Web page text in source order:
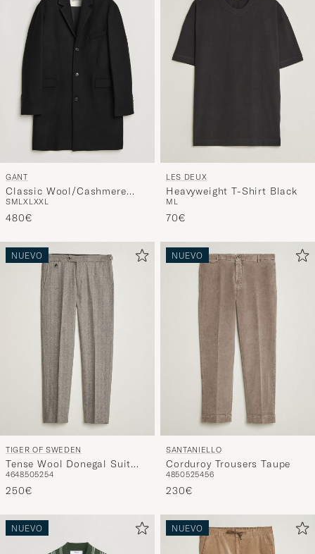
GANT
Classic Wool/Cashmere
Coat Black
SMLXLXXL
480€
LES DEUX
Heavyweight T-Shirt Black
M L
70€
NUEVO
TIGER OF SWEDEN
Tense Wool Donegal Suit
Trousers Dark Stone
4648505254
250€
NUEVO
SANTANIELLO
Corduroy Trousers Taupe
4850525456
230€
NUEVO NUEVO